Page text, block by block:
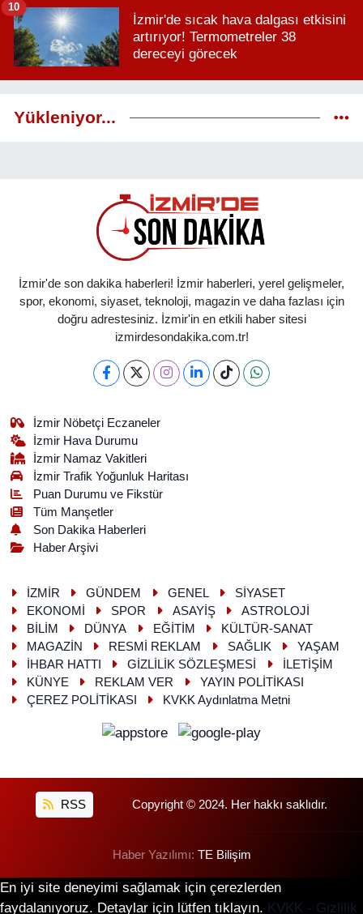
İzmir'de sıcak hava dalgası etkisini
artırıyor! Termometreler 38
dereceyi görecek
10
Yükleniyor...
İzmir'de son dakika haberleri! İzmir haberleri, yerel gelişmeler,
spor, ekonomi, siyaset, teknoloji, magazin ve daha fazlası için
doğru adrestesiniz. İzmir'in en etkili haber sitesi
izmirdesondakika.com.tr!
İzmir Nöbetçi Eczaneler
İzmir Hava Durumu
İzmir Namaz Vakitleri
İzmir Trafik Yoğunluk Haritası
Puan Durumu ve Fikstür
Tüm Manşetler
Son Dakika Haberleri
Haber Arşivi
İZMİR GÜNDEM GENEL
SİYASET
EKONOMİ
SPOR ASAYİŞ
ASTROLOJİ
BİLİM
DÜNYA EĞİTİM
KÜLTÜR-SANAT
MAGAZİN
RESMİ REKLAM SAĞLIK
YAŞAM
İHBAR HATTI
GİZLİLİK SÖZLEŞMESİ
İLETİŞİM
KÜNYE
REKLAM VER
YAYIN POLİTİKASI
ÇEREZ POLİTİKASI
KVKK Aydınlatma Metni
RSS Copyright © 2024. Her hakkı saklıdır.
Haber Yazılımı: TE Bilişim
En iyi site deneyimi sağlamak için çerezlerden
faydalanıyoruz. Detaylar için lütfen tıklayın. KVKK - Gizlilik